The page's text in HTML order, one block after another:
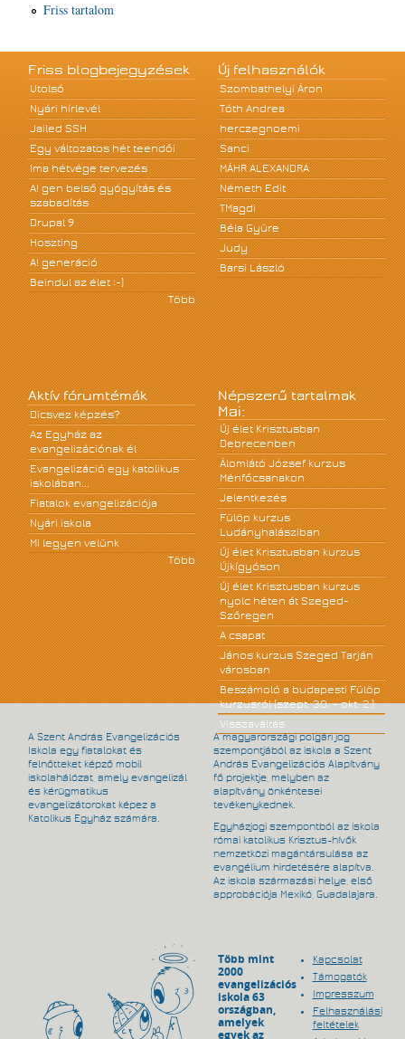
Friss tartalom
Friss blogbejegyzések
Utolsó
Nyári hírlevél
Jailed SSH
Egy változatos hét teendői
Ima hétvége tervezés
A! gen belső gyógyítás és
szabadítás
Drupal 9
Hoszting
A! generáció
Beindul az élet :-)
Több
Új felhasználók
Szombathelyi Áron
Tóth Andrea
herczegnoemi
Sanci
MÁHR ALEXANDRA
Németh Edit
TMagdi
Béla Gyüre
Judy
Barsi László
Aktív fórumtémák
Dicsvez képzés?
Az Egyház az
evangelizációnak él
Evangelizáció egy katolikus
iskolában...
Fiatalok evangelizációja
Nyári iskola
Mi legyen velünk
Több
Népszerű tartalmak
Mai:
Új élet Krisztusban
Debrecenben
Álomlátó József kurzus
Ménfőcsanakon
Jelentkezés
Fülöp kurzus
Ludányhalásziban
Új élet Krisztusban kurzus
Újkígyóson
Új élet Krisztusban kurzus
nyolc héten át Szeged-
Szőregen
A csapat
János kurzus Szeged Tarján
városban
Beszámoló a budapesti Fülöp
kurzusról (szept. 30. - okt. 2.)
Visszaváltás
A Szent András Evangelizációs
Iskola egy fiatalokat és
felnőtteket képző mobil
iskolahálózat, amely evangelizál
és kérügmatikus
evangelizátorokat képez a
Katolikus Egyház számára.
A magyarországi polgári jog
szempontjából az iskola a Szent
András Evangelizációs Alapítvány
fő projektje, melyben az
alapítvány önkéntesei
tevékenykednek.
Egyházjogi szempontból az iskola
római katolikus Krisztus-hívők
nemzetközi magántársulása az
evangélium hirdetésére alapítva.
Az iskola származási helye, első
approbációja Mexikó, Guadalajara.
Több mint
2000
evangelizációs
iskola 63
országban,
amelyek
egyek az
Kapcsolat
Támogatók
Impresszum
Felhasználási
feltételek